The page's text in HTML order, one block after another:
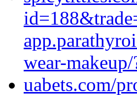
wear-
uabets.com/